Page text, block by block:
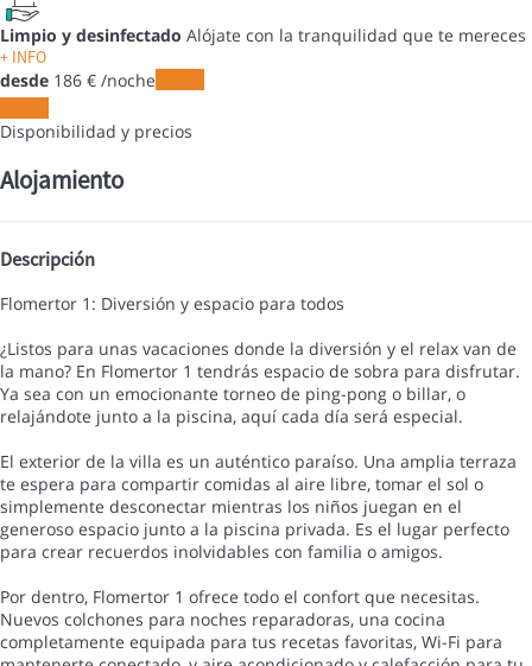
Limpio y desinfectado Alójate con la tranquilidad que te mereces
+ INFO
desde 186 € /noche
Disponibilidad y precios
Alojamiento
Descripción
Flomertor 1: Diversión y espacio para todos
¿Listos para unas vacaciones donde la diversión y el relax van de
la mano? En Flomertor 1 tendrás espacio de sobra para disfrutar.
Ya sea con un emocionante torneo de ping-pong o billar, o
relajándote junto a la piscina, aquí cada día será especial.
El exterior de la villa es un auténtico paraíso. Una amplia terraza
te espera para compartir comidas al aire libre, tomar el sol o
simplemente desconectar mientras los niños juegan en el
generoso espacio junto a la piscina privada. Es el lugar perfecto
para crear recuerdos inolvidables con familia o amigos.
Por dentro, Flomertor 1 ofrece todo el confort que necesitas.
Nuevos colchones para noches reparadoras, una cocina
completamente equipada para tus recetas favoritas, Wi-Fi para